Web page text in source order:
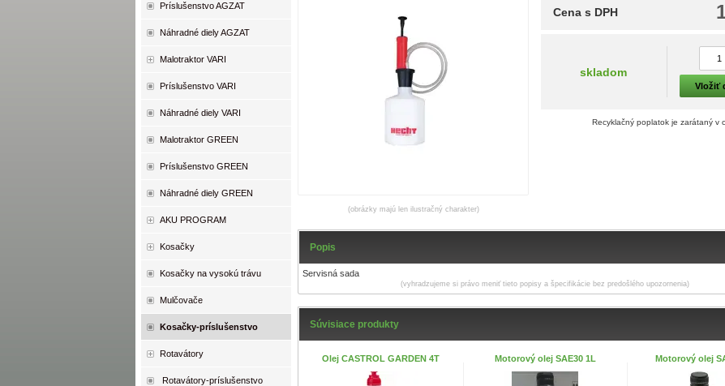
Príslušenstvo AGZAT
Náhradné diely AGZAT
Malotraktor VARI
Príslušenstvo VARI
Náhradné diely VARI
Malotraktor GREEN
Príslušenstvo GREEN
Náhradné diely GREEN
AKU PROGRAM
Kosačky
Kosačky na vysokú trávu
Mulčovače
Kosačky-príslušenstvo
Rotavátory
Rotavátory-príslušenstvo
(obrázky majú len ilustračný charakter)
Cena s DPH
skladom
Vložiť
Recyklačný poplatok je zarátaný v
Popis
Servisná sada
(vyhradzujeme si právo meniť tieto popisy a špecifikácie bez predošlého upozornenia)
Súvisiace produkty
Olej CASTROL GARDEN 4T Motorový olej SAE30 1L Motorový olej